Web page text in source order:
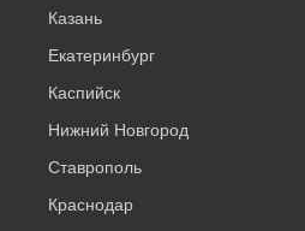
Казань
Екатеринбург
Каспийск
Нижний Новгород
Ставрополь
Краснодар